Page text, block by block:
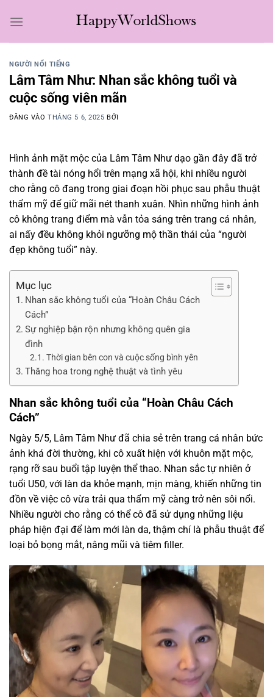
qua
NGƯỜI NỔI TIẾNG
Lâm Tâm Như: Nhan sắc không tuổi và
cuộc sống viên mãn
ĐĂNG VÀOTHÁNG 5 6, 2025 BỞI
Hình ảnh mặt mộc của Lâm Tâm Như dạo gần đây đã trở
thành đề tài nóng hổi trên mạng xã hội, khi nhiều người
cho rằng cô đang trong giai đoạn hồi phục sau phẫu thuật
thẩm mỹ để giữ mãi nét thanh xuân. Nhìn những hình ảnh
cô không trang điểm mà vẫn tỏa sáng trên trang cá nhân,
ai nấy đều không khỏi ngưỡng mộ thần thái của “người
đẹp không tuổi” này.
Mục lục
Nhan sắc không tuổi của “Hoàn Châu Cách
Cách”
Sự nghiệp bận rộn nhưng không quên gia
đình
Thời gian bên con và cuộc sống bình yên
Thăng hoa trong nghệ thuật và tình yêu
Nhan sắc không tuổi của “Hoàn Châu Cách
Cách”
Ngày 5/5, Lâm Tâm Như đã chia sẻ trên trang cá nhân bức
ảnh khá đời thường, khi cô xuất hiện với khuôn mặt mộc,
rạng rỡ sau buổi tập luyện thể thao. Nhan sắc tự nhiên ở
tuổi U50, với làn da khỏe mạnh, mịn màng, khiến những tin
đồn về việc cô vừa trải qua thẩm mỹ càng trở nên sôi nổi.
Nhiều người cho rằng có thể cô đã sử dụng những liệu
pháp hiện đại để làm mới làn da, thậm chí là phẫu thuật để
loại bỏ bọng mắt, nâng mũi và tiêm filler.